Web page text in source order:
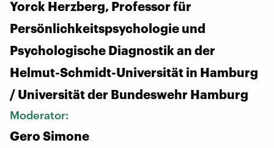
Yorck Herzberg, Professor für
Persönlichkeitspsychologie und
Psychologische Diagnostik an der
Helmut-Schmidt-Universität in Hamburg
/ Universität der Bundeswehr Hamburg
Moderator:
Gero Simone